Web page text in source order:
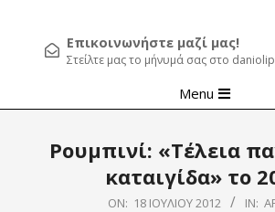
Επικοινωνήστε μαζί μας!
Στείλτε μας το μήνυμά σας στο
Navigation
Menu
Ρουμπινί: «Τέλεια
καταιγίδα» το
ON: 18 ΙΟΥΛΊΟΥ 2012 IN: